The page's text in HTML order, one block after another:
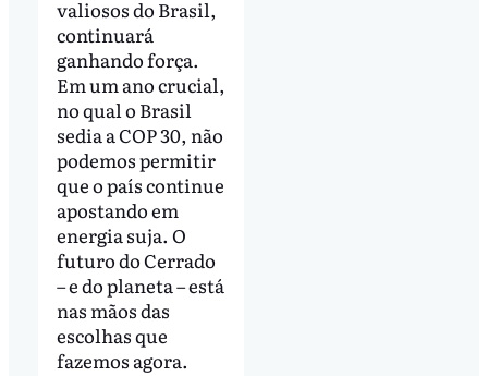
valiosos do Brasil,
continuará
ganhando força.
Em um ano crucial,
no qual o Brasil
sedia a COP 30, não
podemos permitir
que o país continue
apostando em
energia suja. O
futuro do Cerrado
– e do planeta – está
nas mãos das
escolhas que
fazemos agora.